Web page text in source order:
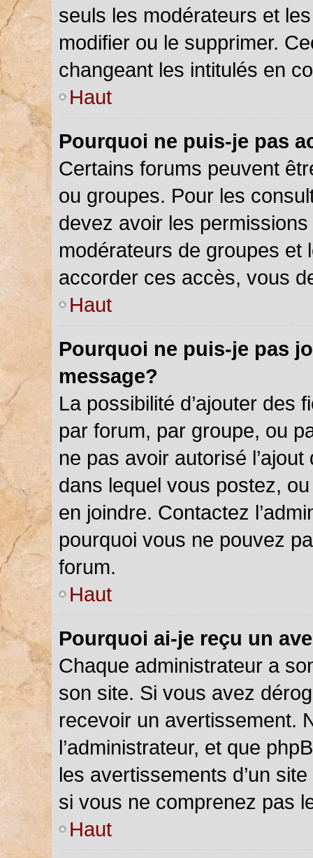
seuls les modérateurs et
modifier ou le supprimer.
changeant les intitulés en
Haut
Pourquoi ne puis-je pas
Certains forums peuvent
ou groupes. Pour les
devez avoir les
modérateurs de groupes et
accorder ces accès, vous
Haut
Pourquoi ne puis-je pas
message?
La possibilité d’ajouter des
par forum, par groupe, ou
ne pas avoir autorisé
dans lequel vous postez,
en joindre. Contactez
pourquoi vous ne pouvez
forum.
Haut
Pourquoi ai-je reçu un
Chaque administrateur a
son site. Si vous avez
recevoir un avertissement.
l’administrateur, et que
les avertissements d’un
si vous ne comprenez pas
Haut